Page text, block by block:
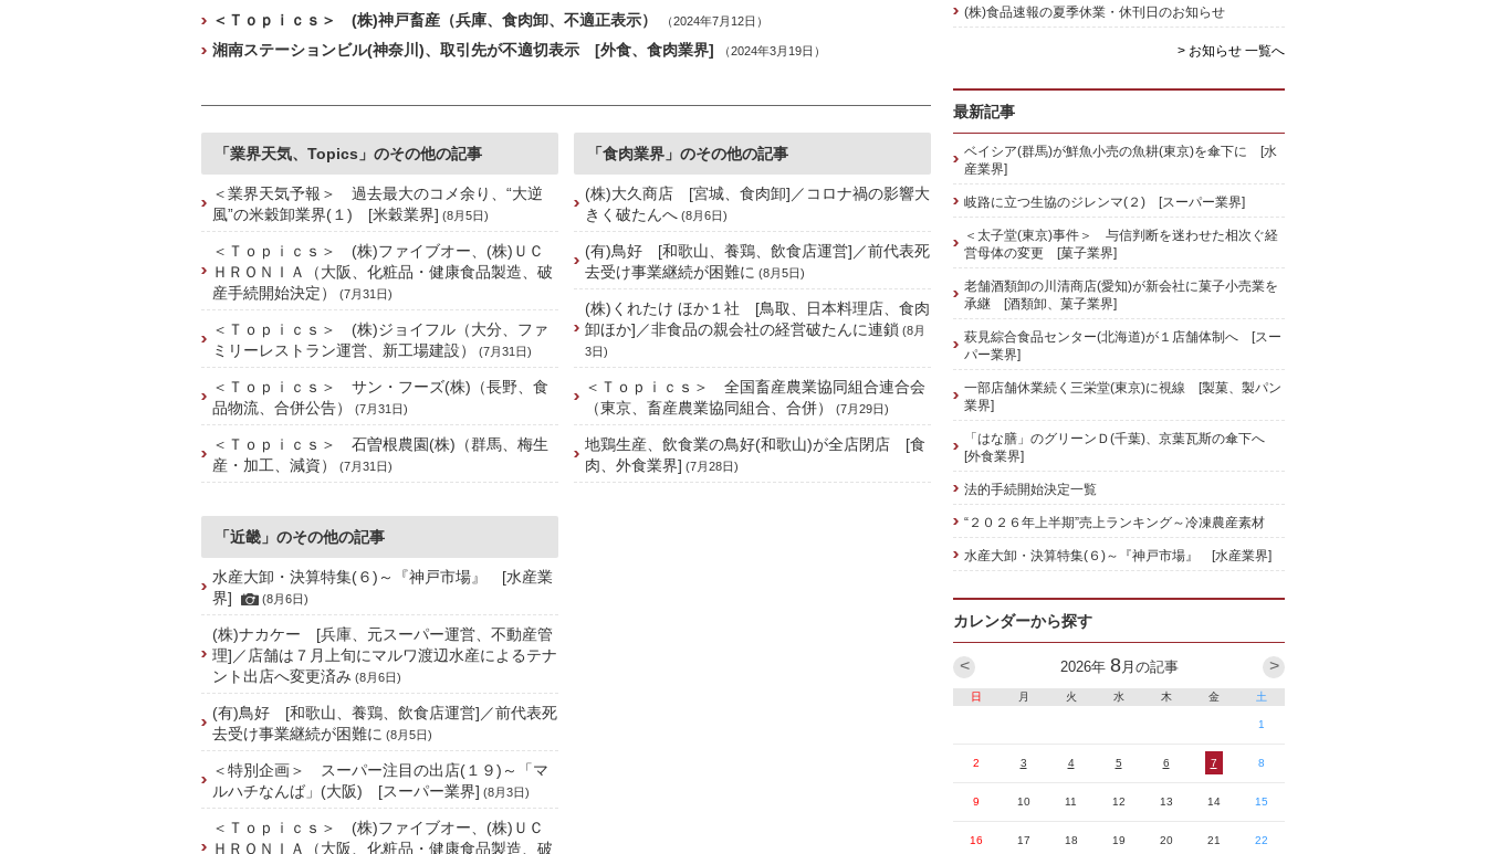
＜Ｔｏｐｉｃｓ＞ (株)神戸畜産（兵庫、食肉卸、不適正表示） （2024年7月12日）
湘南ステーションビル(神奈川)、取引先が不適切表示 [外食、食肉業界] （2024年3月19日）
「業界天気、Topics」のその他の記事
＜業界天気予報＞ 過去最大のコメ余り、“大逆
風”の米穀卸業界(１) [米穀業界] (8月5日)
＜Ｔｏｐｉｃｓ＞ (株)ファイブオー、(株)ＵＣ
ＨＲＯＮＩＡ（大阪、化粧品・健康食品製造、破
産手続開始決定）
(7月31日)
＜Ｔｏｐｉｃｓ＞ (株)ジョイフル（大分、ファ
ミリーレストラン運営、新工場建設）
(7月31日)
＜Ｔｏｐｉｃｓ＞ サン・フーズ(株)（長野、食
品物流、合併公告）
(7月31日)
＜Ｔｏｐｉｃｓ＞ 石曽根農園(株)（群馬、梅生
産・加工、減資）
(7月31日)
「食肉業界」のその他の記事
(株)大久商店 [宮城、食肉卸]／コロナ禍の影響大
きく破たんへ (8月6日)
(有)鳥好 [和歌山、養鶏、飲食店運営]／前代表死
去受け事業継続が困難に (8月5日)
(株)くれたけ ほか１社 [鳥取、日本料理店、食肉
卸ほか]／非食品の親会社の経営破たんに連鎖 (8月
3日)
＜Ｔｏｐｉｃｓ＞ 全国畜産農業協同組合連合会
（東京、畜産農業協同組合、合併）
(7月29日)
地鶏生産、飲食業の鳥好(和歌山)が全店閉店 [食
肉、外食業界] (7月28日)
「近畿」のその他の記事
水産大卸・決算特集(６)～『神戸市場』 [水産業
界]
(8月6日)
(株)ナカケー [兵庫、元スーパー運営、不動産管
理]／店舗は７月上旬にマルワ渡辺水産によるテナ
ント出店へ変更済み (8月6日)
(有)鳥好 [和歌山、養鶏、飲食店運営]／前代表死
去受け事業継続が困難に (8月5日)
＜特別企画＞ スーパー注目の出店(１９)～「マ
ルハチなんば」(大阪) [スーパー業界] (8月3日)
＜Ｔｏｐｉｃｓ＞ (株)ファイブオー、(株)ＵＣ
ＨＲＯＮＩＡ（大阪、化粧品・健康食品製造、破
(株)食品速報の夏季休業・休刊日のお知らせ
> お知らせ 一覧へ
最新記事
ベイシア(群馬)が鮮魚小売の魚耕(東京)を傘下に [水
産業界]
岐路に立つ生協のジレンマ(２) [スーパー業界]
＜太子堂(東京)事件＞ 与信判断を迷わせた相次ぐ経
営母体の変更 [菓子業界]
老舗酒類卸の川清商店(愛知)が新会社に菓子小売業を
承継 [酒類卸、菓子業界]
萩見綜合食品センター(北海道)が１店舗体制へ [スー
パー業界]
一部店舗休業続く三栄堂(東京)に視線 [製菓、製パン
業界]
「はな膳」のグリーンＤ(千葉)、京葉瓦斯の傘下へ
[外食業界]
法的手続開始決定一覧
“２０２６年上半期”売上ランキング～冷凍農産素材
水産大卸・決算特集(６)～『神戸市場』 [水産業界]
カレンダーから探す
2026年 8月の記事 >
<
日 月 火 水 木 金 土
1
2 3 4 5 6 7 8
9 10 11 12 13 14 15
16 17 18 19 20 21 22